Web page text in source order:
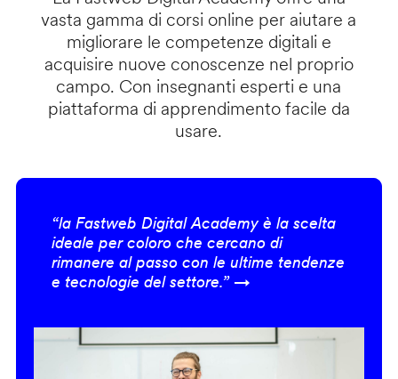
vasta gamma di corsi online per aiutare a
migliorare le competenze digitali e
acquisire nuove conoscenze nel proprio
campo. Con insegnanti esperti e una
piattaforma di apprendimento facile da
usare.
“la Fastweb Digital Academy è la scelta
ideale per coloro che cercano di
rimanere al passo con le ultime tendenze
e tecnologie del settore.” →